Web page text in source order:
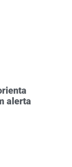
alerta